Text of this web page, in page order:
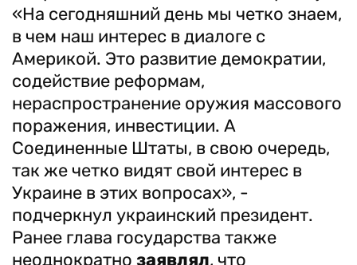
«На сегодняшний день мы четко знаем,
в чем наш интерес в диалоге с
Америкой. Это развитие демократии,
содействие реформам,
нераспространение оружия массового
поражения, инвестиции. А
Соединенные Штаты, в свою очередь,
так же четко видят свой интерес в
Украине в этих вопросах», -
подчеркнул украинский президент.
Ранее глава государства также
неоднократно заявлял, что